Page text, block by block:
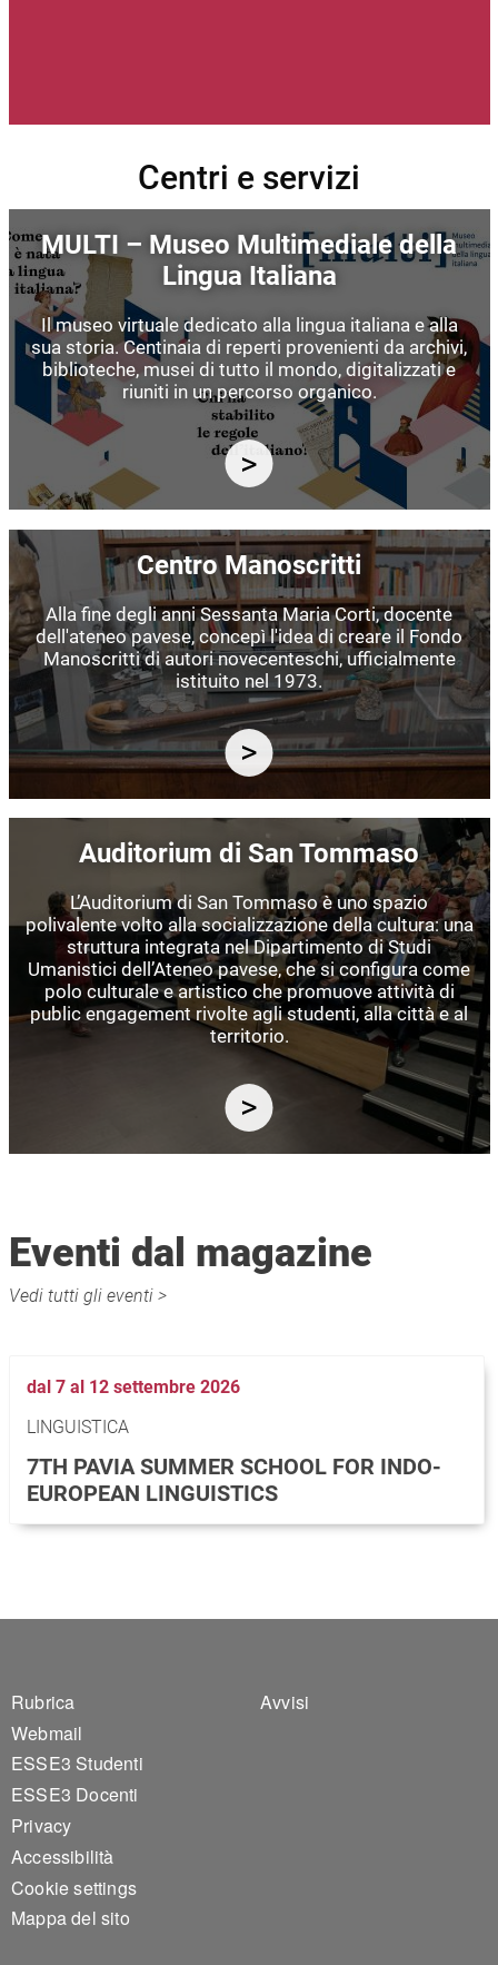
Centri e servizi
MULTI – Museo Multimediale della
Lingua Italiana
Il museo virtuale dedicato alla lingua italiana e alla
sua storia. Centinaia di reperti provenienti da archivi,
biblioteche, musei di tutto il mondo, digitalizzati e
riuniti in un percorso organico.
Immagine
Centro Manoscritti
Alla fine degli anni Sessanta Maria Corti, docente
dell'ateneo pavese, concepì l'idea di creare il Fondo
Manoscritti di autori novecenteschi, ufficialmente
istituito nel 1973.
Auditorium di San Tommaso
L’Auditorium di San Tommaso è uno spazio
polivalente volto alla socializzazione della cultura: una
struttura integrata nel Dipartimento di Studi
Umanistici dell’Ateneo pavese, che si configura come
polo culturale e artistico che promuove attività di
public engagement rivolte agli studenti, alla città e al
territorio.
Vedi tutti gli eventi >
Eventi dal magazine
dal 7 al 12 settembre 2026
LINGUISTICA
7TH PAVIA SUMMER SCHOOL FOR INDO-
EUROPEAN LINGUISTICS
Footer 1
Rubrica
Webmail
ESSE3 Studenti
ESSE3 Docenti
Privacy
Accessibilità
Cookie settings
Mappa del sito
Footer 2
Avvisi